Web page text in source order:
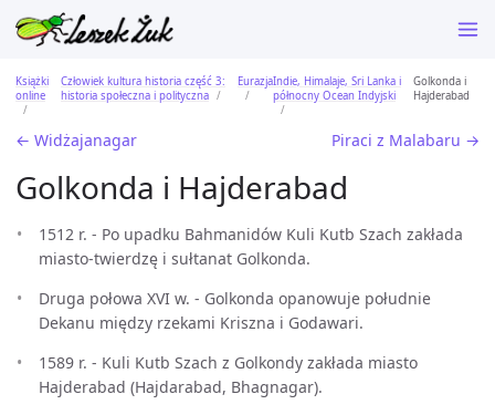
Książki
online
Człowiek kultura historia część 3:
historia społeczna i polityczna
EurazjaIndie, Himalaje, Sri Lanka i
północny Ocean Indyjski
Golkonda i
Hajderabad
← Widżajanagar Piraci z Malabaru →
Golkonda i Hajderabad
1512 r. - Po upadku Bahmanidów Kuli Kutb Szach zakłada
miasto-twierdzę i sułtanat Golkonda.
Druga połowa XVI w. - Golkonda opanowuje południe
Dekanu między rzekami Kriszna i Godawari.
1589 r. - Kuli Kutb Szach z Golkondy zakłada miasto
Hajderabad (Hajdarabad, Bhagnagar).